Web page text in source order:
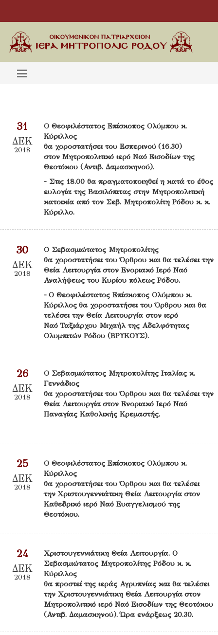
31
ΔΕΚ
2018
Ο Θεοφιλέστατος Επίσκοπος Ολύμπου κ.
Κύριλλος
θα χοροστατήσει του Εσπερινού (16.30)
στον Μητροπολιτικό ιερό Ναό Εισοδίων της
Θεοτόκου (Αντιβ. Δαμασκηνού).
- Στις 18.00 θα πραγματοποιηθεί η κατά το έθος
ευλογία της Βασιλόπιτας στην Μητροπολιτική
κατοικία από τον Σεβ. Μητροπολίτη Ρόδου κ. κ.
Κύριλλο.
30
ΔΕΚ
2018
Ο Σεβασμιώτατος Μητροπολίτης
θα χοροστατήσει του Όρθρου και θα τελέσει την
Θεία Λειτουργία στον Ενοριακό Ιερό Ναό
Αναλήψεως του Κυρίου πόλεως Ρόδου.
- Ο Θεοφιλέστατος Επίσκοπος Ολύμπου κ.
Κύριλλος θα χοροστατήσει του Όρθρου και θα
τελέσει την Θεία Λειτουργία στον ιερό
Ναό Ταξιάρχου Μιχαήλ της Αδελφότητας
Ολυμπιτών Ρόδου (ΒΡΥΚΟΥΣ).
26
ΔΕΚ
2018
Ο Σεβασμιώτατος Μητροπολίτης Ιταλίας κ.
Γεννάδιος
θα χοροστατήσει του Όρθρου και θα τελέσει την
Θεία Λειτουργία στον Ενοριακό Ιερό Ναό
Παναγίας Καθολικής Κρεμαστής.
25
ΔΕΚ
2018
Ο Θεοφιλέστατος Επίσκοπος Ολύμπου κ.
Κύριλλος
θα χοροστατήσει του Όρθρου και θα τελέσει
την Χριστουγεννιάτικη Θεία Λειτουργία στον
Καθεδρικό ιερό Ναό Ευαγγελισμού της
Θεοτόκου.
24
ΔΕΚ
2018
Χριστουγεννιάτικη Θεία Λειτουργία. Ο
Σεβασμιώτατος Μητροπολίτης Ρόδου κ. κ.
Κύριλλος
θα προστεί της ιεράς Αγρυπνίας και θα τελέσει
την Χριστουγεννιάτικη Θεία Λειτουργία στον
Μητροπολιτικό ιερό Ναό Εισοδίων της Θεοτόκου
(Αντιβ. Δαμασκηνού). Ώρα ενάρξεως 20.30.